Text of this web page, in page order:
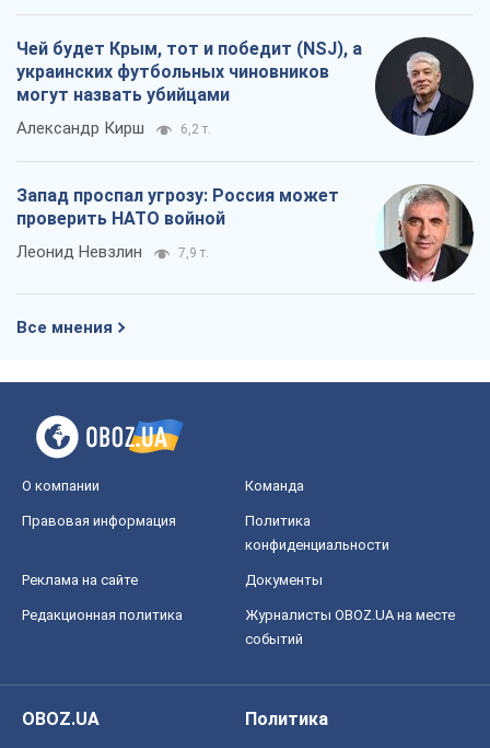
Чей будет Крым, тот и победит (NSJ), а
украинских футбольных чиновников
могут назвать убийцами
Александр Кирш 6,2 т.
Запад проспал угрозу: Россия может
проверить НАТО войной
Леонид Невзлин 7,9 т.
Все мнения
О компании Команда
Правовая информация
Политика
конфиденциальности
Реклама на сайте Документы
Редакционная политика
Журналисты OBOZ.UA на месте
событий
OBOZ.UA
Политика